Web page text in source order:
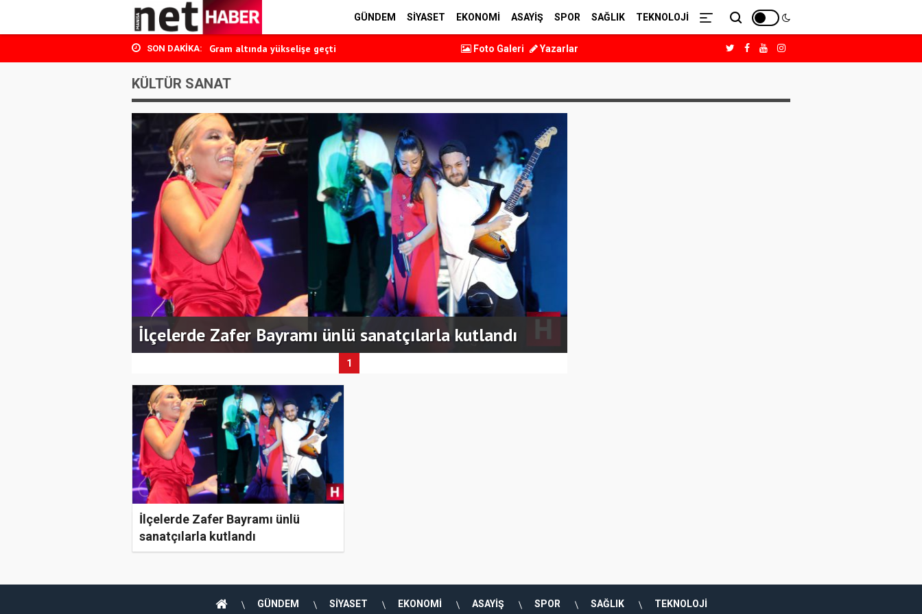
GÜNDEM SİYASET EKONOMİ ASAYİŞ SPOR SAĞLIK TEKNOLOJİ
SON DAKIKA:
Manisa uyuşturucu operasyonu
Gram altında yükselişe geçti
Ağustos ayı kira artış oranı belli oldu
Temmuz ayı enflasyonu belli oldu
Dutlulu CHP’den istifa etti
Manisa uyuşturucu operasyonu
Gram altında yükselişe geçti
Foto Galeri Yazarlar
KÜLTÜR SANAT
İlçelerde Zafer Bayramı ünlü sanatçılarla kutlandı
1
İlçelerde Zafer Bayramı ünlü
sanatçılarla kutlandı
GÜNDEM SİYASET EKONOMİ ASAYİŞ SPOR SAĞLIK TEKNOLOJİ